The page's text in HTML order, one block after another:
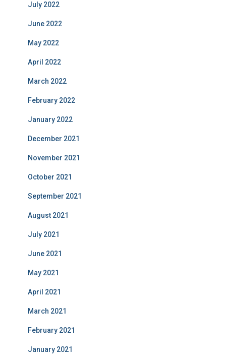
July 2022
June 2022
May 2022
April 2022
March 2022
February 2022
January 2022
December 2021
November 2021
October 2021
September 2021
August 2021
July 2021
June 2021
May 2021
April 2021
March 2021
February 2021
January 2021